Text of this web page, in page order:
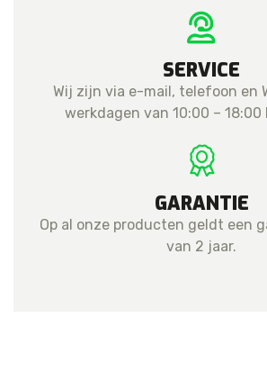
SERVICE
Wij zijn via e-mail, telefoon en
werkdagen van 10:00 – 18:00
GARANTIE
Op al onze producten geldt een
van 2 jaar.